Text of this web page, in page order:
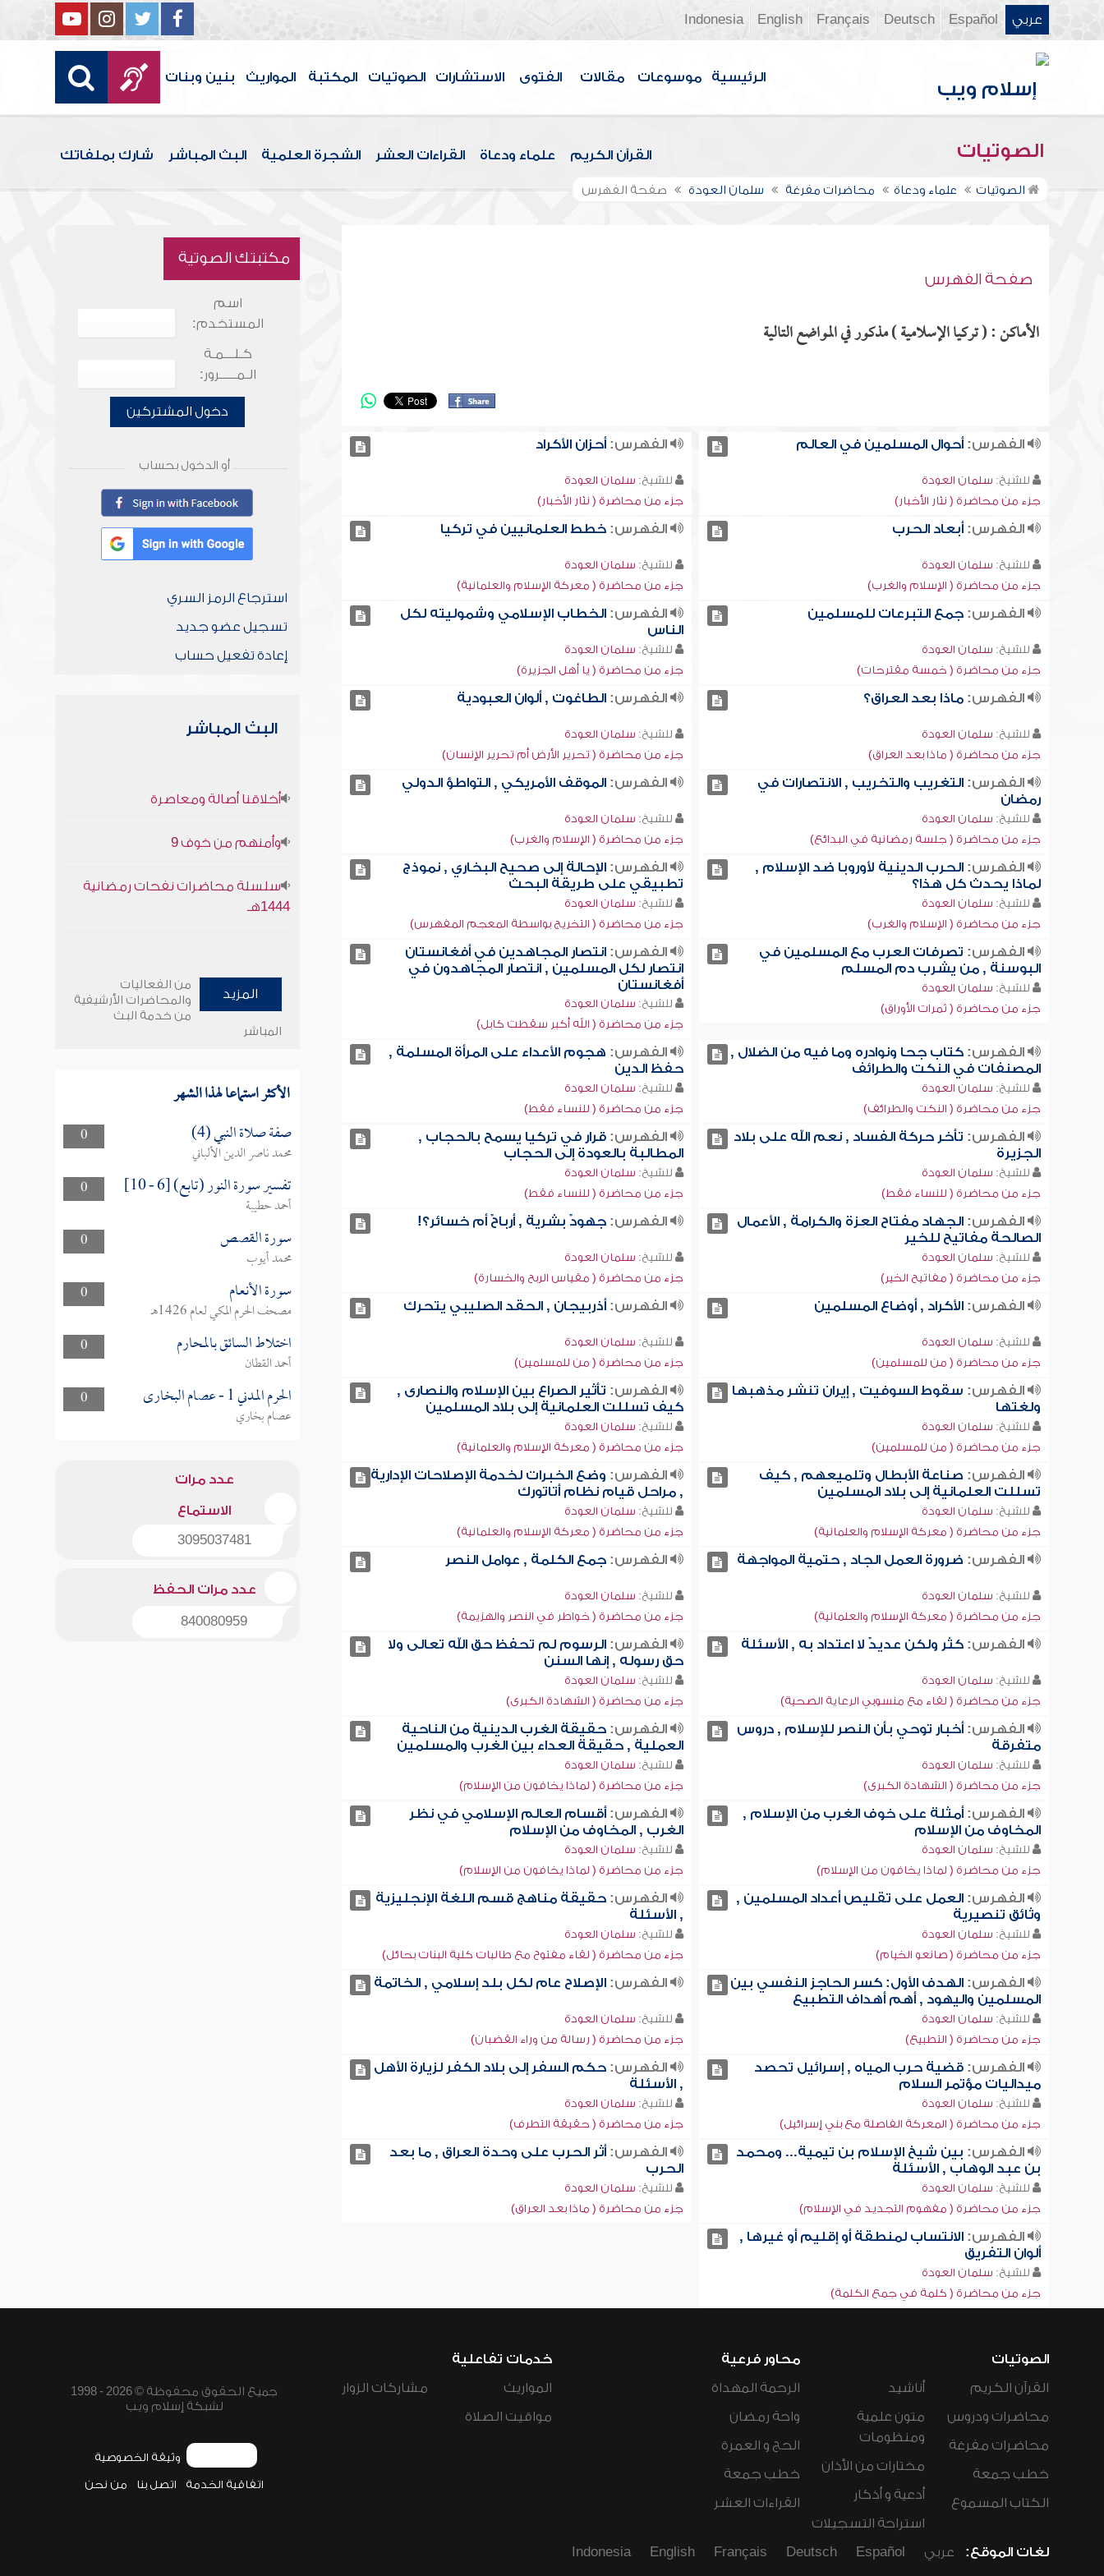
عربي Español
Deutsch
Français
English
Indonesia
الرئيسية موسوعات مقالات الفتوى الاستشارات الصوتيات المكتبة المواريث بنين وبنات
الصوتيات القرآن الكريم علماء ودعاة القراءات العشر الشجرة العلمية البث المباشر شارك بملفاتك
الصوتيات علماء ودعاة محاضرات مفرغة سلمان العودة صفحة الفهرس
صفحة الفهرس
الأماكن : ( تركيا الإسلامية ) مذكور في المواضع التالية
الفهرس:أحوال المسلمين في العالم
للشيخ: سلمان العودة
جزء من محاضرة ( نثار الأخبار)
الفهرس: أحزان الأكراد
للشيخ: سلمان العودة
جزء من محاضرة ( نثار الأخبار)
الفهرس:أبعاد الحرب
للشيخ: سلمان العودة
جزء من محاضرة ( الإسلام والغرب)
الفهرس: خطط العلمانيين في تركيا
للشيخ: سلمان العودة
جزء من محاضرة ( معركة الإسلام والعلمانية)
الفهرس:جمع التبرعات للمسلمين
للشيخ: سلمان العودة
جزء من محاضرة ( خمسة مقترحات)
الفهرس: الخطاب الإسلامي وشموليته لكل
الناس
للشيخ: سلمان العودة
جزء من محاضرة ( يا أهل الجزيرة)
الفهرس:ماذا بعد العراق؟
للشيخ: سلمان العودة
جزء من محاضرة ( ماذا بعد العراق)
الفهرس: الطاغوت , ألوان العبودية
للشيخ: سلمان العودة
جزء من محاضرة ( تحرير الأرض أم تحرير الإنسان)
الفهرس:التغريب والتخريب , الانتصارات في
رمضان
للشيخ: سلمان العودة
جزء من محاضرة ( جلسة رمضانية في البدائع)
الفهرس: الموقف الأمريكي , التواطؤ الدولي
للشيخ: سلمان العودة
جزء من محاضرة ( الإسلام والغرب)
الفهرس:الحرب الدينية لأوروبا ضد الإسلام ,
لماذا يحدث كل هذا؟
للشيخ: سلمان العودة
جزء من محاضرة ( الإسلام والغرب)
الفهرس: الإحالة إلى صحيح البخاري , نموذج
تطبيقي على طريقة البحث
للشيخ: سلمان العودة
جزء من محاضرة ( التخريج بواسطة المعجم المفهرس)
الفهرس: تصرفات العرب مع المسلمين في
البوسنة , من يشرب دم المسلم
للشيخ: سلمان العودة
جزء من محاضرة ( ثمرات الأوراق)
الفهرس: انتصار المجاهدين في أفغانستان
انتصار لكل المسلمين , انتصار المجاهدون في
أفغانستان
للشيخ: سلمان العودة
جزء من محاضرة ( الله أكبر سقطت كابل)
الفهرس:كتاب جحا ونوادره وما فيه من الضلال ,
المصنفات في النكت والطرائف
للشيخ: سلمان العودة
جزء من محاضرة ( النكت والطرائف)
الفهرس: هجوم الأعداء على المرأة المسلمة ,
حفظ الدين
للشيخ: سلمان العودة
جزء من محاضرة ( للنساء فقط)
الفهرس: تأخر حركة الفساد , نعم الله على بلاد
الجزيرة
للشيخ: سلمان العودة
جزء من محاضرة ( للنساء فقط)
الفهرس: قرار في تركيا يسمح بالحجاب ,
المطالبة بالعودة إلى الحجاب
للشيخ: سلمان العودة
جزء من محاضرة ( للنساء فقط)
الفهرس:الجهاد مفتاح العزة والكرامة , الأعمال
الصالحة مفاتيح للخير
للشيخ: سلمان العودة
جزء من محاضرة ( مفاتيح الخير)
الفهرس: جهودٌ بشرية , أرباحٌ أم خسائر؟!
للشيخ: سلمان العودة
جزء من محاضرة ( مقياس الربح والخسارة)
الفهرس:الأكراد , أوضاع المسلمين
للشيخ: سلمان العودة
جزء من محاضرة ( من للمسلمين)
الفهرس: أذربيجان , الحقد الصليبي يتحرك
للشيخ: سلمان العودة
جزء من محاضرة ( من للمسلمين)
الفهرس: سقوط السوفيت , إيران تنشر مذهبها
ولغتها
للشيخ: سلمان العودة
جزء من محاضرة ( من للمسلمين)
الفهرس: تأثير الصراع بين الإسلام والنصارى ,
كيف تسللت العلمانية إلى بلاد المسلمين
للشيخ: سلمان العودة
جزء من محاضرة ( معركة الإسلام والعلمانية)
الفهرس: صناعة الأبطال وتلميعهم , كيف
تسللت العلمانية إلى بلاد المسلمين
للشيخ: سلمان العودة
جزء من محاضرة ( معركة الإسلام والعلمانية)
الفهرس: وضع الخبرات لخدمة الإصلاحات الإدارية
, مراحل قيام نظام أتاتورك
للشيخ: سلمان العودة
جزء من محاضرة ( معركة الإسلام والعلمانية)
الفهرس: ضرورة العمل الجاد , حتمية المواجهة
للشيخ: سلمان العودة
جزء من محاضرة ( معركة الإسلام والعلمانية)
الفهرس: جمع الكلمة , عوامل النصر
للشيخ: سلمان العودة
جزء من محاضرة ( خواطر في النصر والهزيمة)
الفهرس:كثر ولكن عديدٌ لا اعتداد به , الأسئلة
للشيخ: سلمان العودة
جزء من محاضرة ( لقاء مع منسوبي الرعاية الصحية)
الفهرس: الرسوم لم تحفظ حق الله تعالى ولا
حق رسوله , إنها السنن
للشيخ: سلمان العودة
جزء من محاضرة ( الشهادة الكبرى)
الفهرس:أخبار توحي بأن النصر للإسلام , دروس
متفرقة
للشيخ: سلمان العودة
جزء من محاضرة ( الشهادة الكبرى)
الفهرس: حقيقة الغرب الدينية من الناحية
العملية , حقيقة العداء بين الغرب والمسلمين
للشيخ: سلمان العودة
جزء من محاضرة ( لماذا يخافون من الإسلام)
الفهرس:أمثلة على خوف الغرب من الإسلام ,
المخاوف من الإسلام
للشيخ: سلمان العودة
جزء من محاضرة ( لماذا يخافون من الإسلام)
الفهرس: أقسام العالم الإسلامي في نظر
الغرب , المخاوف من الإسلام
للشيخ: سلمان العودة
جزء من محاضرة ( لماذا يخافون من الإسلام)
الفهرس:العمل على تقليص أعداد المسلمين ,
وثائق تنصيرية
للشيخ: سلمان العودة
جزء من محاضرة ( صانعو الخيام)
الفهرس: حقيقة مناهج قسم اللغة الإنجليزية
, الأسئلة
للشيخ: سلمان العودة
جزء من محاضرة ( لقاء مفتوح مع طالبات كلية البنات بحائل)
الفهرس:الهدف الأول: كسر الحاجز النفسي بين
المسلمين واليهود , أهم أهداف التطبيع
للشيخ: سلمان العودة
جزء من محاضرة ( التطبيع)
الفهرس: الإصلاح عام لكل بلد إسلامي , الخاتمة
للشيخ: سلمان العودة
جزء من محاضرة ( رسالة من وراء القضبان)
الفهرس:قضية حرب المياه , إسرائيل تحصد
ميداليات مؤتمر السلام
للشيخ: سلمان العودة
جزء من محاضرة ( المعركة الفاصلة مع بني إسرائيل)
الفهرس: حكم السفر إلى بلاد الكفر لزيارة الأهل
, الأسئلة
للشيخ: سلمان العودة
جزء من محاضرة ( حقيقة التطرف)
الفهرس: بين شيخ الإسلام بن تيمية... ومحمد
بن عبد الوهاب , الأسئلة
للشيخ: سلمان العودة
جزء من محاضرة ( مفهوم التجديد في الإسلام)
الفهرس: أثر الحرب على وحدة العراق , ما بعد
الحرب
للشيخ: سلمان العودة
جزء من محاضرة ( ماذا بعد العراق)
الفهرس:الانتساب لمنطقة أو إقليم أو غيرها ,
ألوان التفريق
للشيخ: سلمان العودة
جزء من محاضرة ( كلمة في جمع الكلمة)
مكتبتك الصوتية
اسم
المستخدم:
كـلـــمـة
الـمـــــرور:
دخول المشتركين
أو الدخول بحساب
استرجاع الرمز السري
تسجيل عضو جديد
إعادة تفعيل حساب
البث المباشر
أخلاقنا أصالة ومعاصرة
وأمنهم من خوف 9
سلسلة محاضرات نفحات رمضانية
1444هـ
المزيد
من الفعاليات
والمحاضرات الأرشيفية
من خدمة البث
المباشر
الأكثر استماعا لهذا الشهر
0 صفة صلاة النبي (4)
محمد ناصر الدين الألباني
0
تفسير سورة النور (تابع) [6 - 10]
أحمد حطيبة
0
سورة القصص
محمد أيوب
0
سورة الأنعام
مصحف الحرم المكي لعام 1426هـ
0
اختلاط السائق بالمحارم
أحمد القطان
0
الحرم المدني 1 - عصام البخارى
عصام بخاري
عدد مرات
الاستماع
3095037481
عدد مرات الحفظ
840080959
الصوتيات
القرآن الكريم
محاضرات ودروس
محاضرات مفرغة
خطب جمعة
الكتاب المسموع
أناشيد
متون علمية
ومنظومات
مختارات من الأذان
أدعية و أذكار
استراحة التسجيلات
محاور فرعية
الرحمة المهداة
واحة رمضان
الحج و العمرة
خطب جمعة
القراءات العشر
خدمات تفاعلية
المواريث
مواقيت الصلاة
مشاركات الزوار
جميع الحقوق محفوظة © 2026 - 1998
لشبكة إسلام ويب
وثيقة الخصوصية
اتفاقية الخدمة اتصل بنا من نحن
لغات الموقع: عربي Español
Deutsch
Français
English
Indonesia